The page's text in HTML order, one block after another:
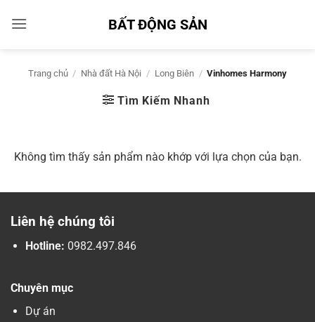
qua
BẤT ĐỘNG SẢN
Trang chủ / Nhà đất Hà Nội / Long Biên / Vinhomes Harmony
Tìm Kiếm Nhanh
Không tìm thấy sản phẩm nào khớp với lựa chọn của bạn.
Liên hệ chúng tôi
Hotline: 0982.497.846
Chuyên mục
Dự án